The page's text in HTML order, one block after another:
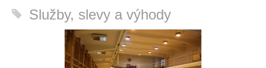
Služby, slevy a výhody